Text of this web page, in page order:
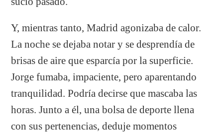
Y, mientras tanto, Madrid agonizaba de calor.
La noche se dejaba notar y se desprendía de
brisas de aire que esparcía por la superficie.
Jorge fumaba, impaciente, pero aparentando
tranquilidad. Podría decirse que mascaba las
horas. Junto a él, una bolsa de deporte llena
con sus pertenencias, deduje momentos